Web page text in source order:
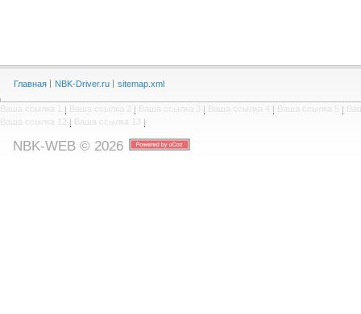
Главная NBK-Driver.ru sitemap.xml
Ваша ссылка 1 | Ваша ссылка 2 | Ваша ссылка 3 | Ваша ссылка 4 | Ваша ссылка 5 |
Ваша ссылка 12 | Ваша ссылка 13 |
NBK-WEB © 2026